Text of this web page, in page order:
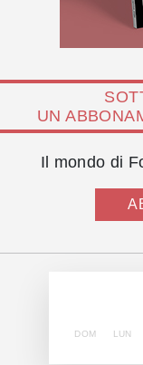
UN
Il mondo di
DOM LUN